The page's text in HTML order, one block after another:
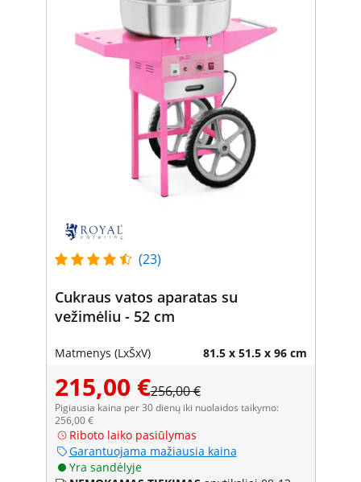
(23)
Cukraus vatos aparatas su
vežimėliu - 52 cm
Matmenys (LxŠxV) 81.5 x 51.5 x 96 cm
215,00 €256,00 €
Pigiausia kaina per 30 dienų iki nuolaidos taikymo:
256,00 €
Riboto laiko pasiūlymas
Garantuojama mažiausia kaina
Yra sandėlyje